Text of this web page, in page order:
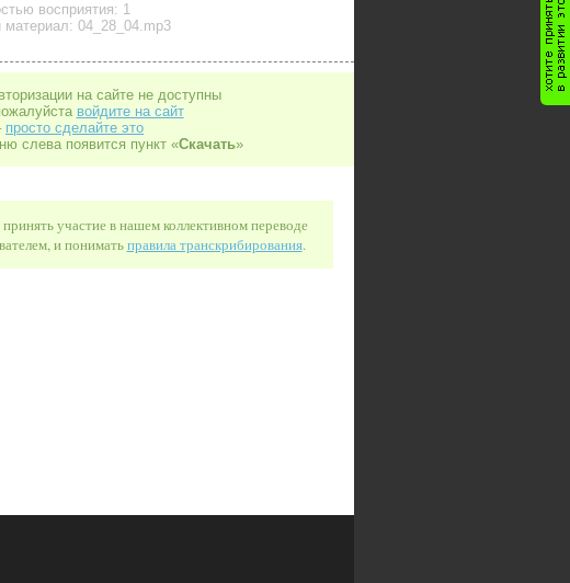
восприятия: 1
материал: 04_28_04.mp3
на сайте не доступны
войдите на сайт
просто сделайте это
слева появится пункт «Скачать»
участие в нашем коллективном переводе
и пониматьправила транскрибирования.